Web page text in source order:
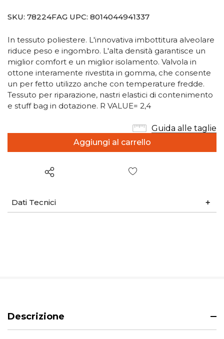
SKU: 78224FAG UPC: 8014044941337
In tessuto poliestere. L'innovativa imbottitura alveolare
riduce peso e ingombro. L'alta densità garantisce un
miglior comfort e un miglior isolamento. Valvola in
ottone interamente rivestita in gomma, che consente
un per fetto utilizzo anche con temperature fredde.
Tessuto per riparazione, nastri elastici di contenimento
e stuff bag in dotazione. R VALUE= 2,4
Guida alle taglie
Dati Tecnici
Descrizione